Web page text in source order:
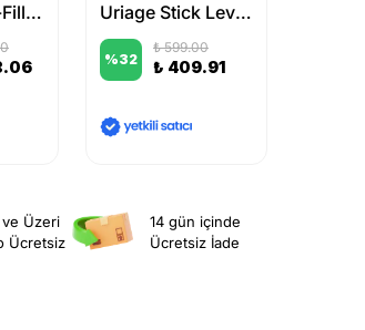
Filorga Time-Filler Lips 4 g
Uriage Stick Levres 4 gr
%32
₺ 599.00
₺ 409.91
Üzeri
Ücretsiz
14 gün içinde
Ücretsiz İade